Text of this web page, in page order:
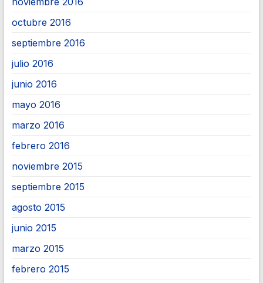
octubre 2016
septiembre 2016
julio 2016
junio 2016
mayo 2016
marzo 2016
febrero 2016
noviembre 2015
septiembre 2015
agosto 2015
junio 2015
marzo 2015
febrero 2015